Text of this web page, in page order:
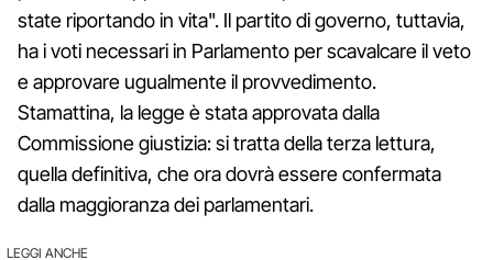
state riportando in vita". Il partito di governo, tuttavia,
ha i voti necessari in Parlamento per scavalcare il veto
e approvare ugualmente il provvedimento.
Stamattina, la legge è stata approvata dalla
Commissione giustizia: si tratta della terza lettura,
quella definitiva, che ora dovrà essere confermata
dalla maggioranza dei parlamentari.
LEGGI ANCHE